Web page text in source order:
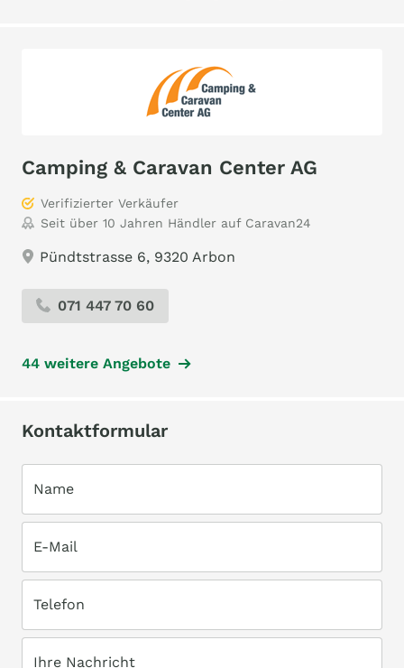
Camping & Caravan Center AG
Verifizierter Verkäufer
Seit über 10 Jahren Händler auf Caravan24
Pündtstrasse 6, 9320 Arbon
071 447 70 60
44 weitere Angebote
Kontaktformular
Name
E-Mail
Telefon
Ihre Nachricht